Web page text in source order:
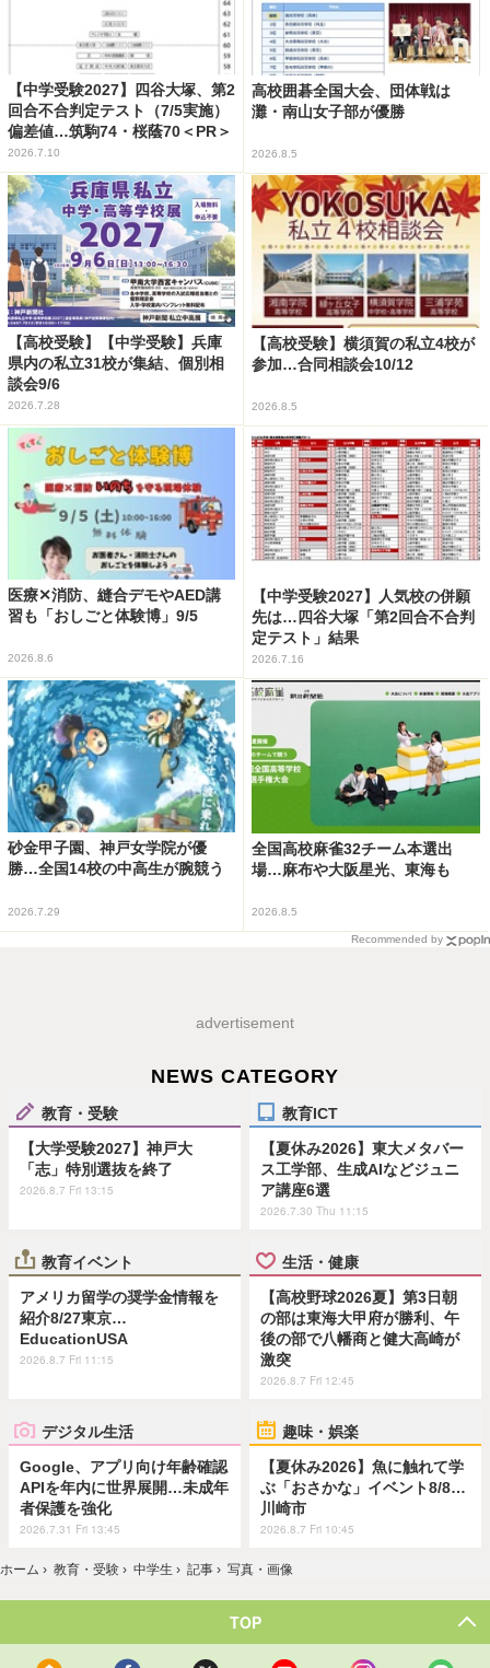
【中学受験2027】四谷大塚、第2
回合不合判定テスト（7/5実施）
偏差値…筑駒74・桜蔭70＜PR＞
2026.7.10
高校囲碁全国大会、団体戦は
灘・南山女子部が優勝
2026.8.5
【高校受験】【中学受験】兵庫
県内の私立31校が集結、個別相
談会9/6
2026.7.28
【高校受験】横須賀の私立4校が
参加…合同相談会10/12
2026.8.5
医療✕消防、縫合デモやAED講
習も「おしごと体験博」9/5
2026.8.6
【中学受験2027】人気校の併願
先は…四谷大塚「第2回合不合判
定テスト」結果
2026.7.16
砂金甲子園、神戸女学院が優
勝…全国14校の中高生が腕競う
2026.7.29
全国高校麻雀32チーム本選出
場…麻布や大阪星光、東海も
2026.8.5
Recommended by
advertisement
NEWS CATEGORY
教育・受験
【大学受験2027】神戸大
「志」特別選抜を終了
2026.8.7 Fri 13:15
教育ICT
【夏休み2026】東大メタバー
ス工学部、生成AIなどジュニ
ア講座6選
2026.7.30 Thu 11:15
教育イベント
アメリカ留学の奨学金情報を
紹介8/27東京…
EducationUSA
2026.8.7 Fri 11:15
生活・健康
【高校野球2026夏】第3日朝
の部は東海大甲府が勝利、午
後の部で八幡商と健大高崎が
激突
2026.8.7 Fri 12:45
デジタル生活
Google、アプリ向け年齢確認
APIを年内に世界展開…未成年
者保護を強化
2026.7.31 Fri 13:45
趣味・娯楽
【夏休み2026】魚に触れて学
ぶ「おさかな」イベント8/8…
川崎市
2026.8.7 Fri 10:45
ホーム › 教育・受験 › 中学生 › 記事 › 写真・画像
TOP